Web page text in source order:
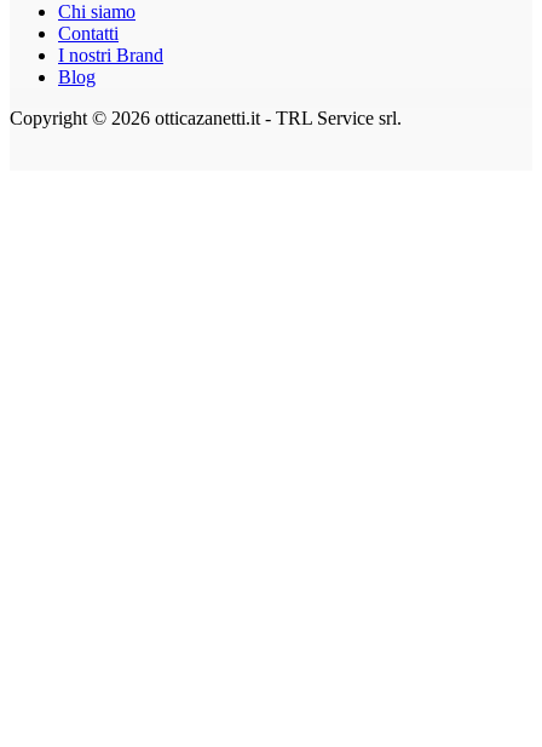
Chi siamo
Contatti
I nostri Brand
Blog
Copyright © 2026 otticazanetti.it - TRL Service srl.